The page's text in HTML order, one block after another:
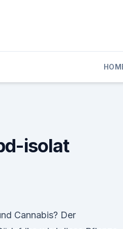
isolat
Cannabis? Der